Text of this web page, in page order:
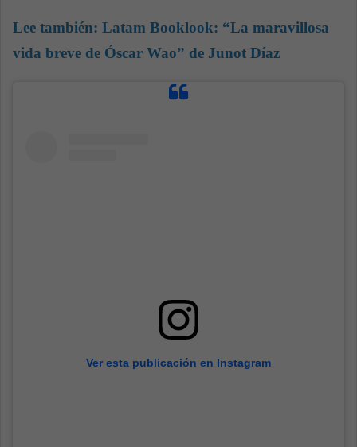
Lee también: Latam Booklook: “La maravillosa
vida breve de Óscar Wao” de Junot Díaz
Ver esta publicación en Instagram